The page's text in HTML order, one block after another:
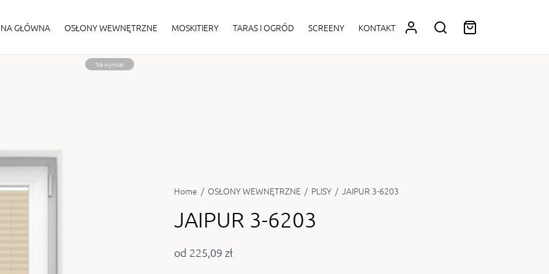
GŁÓWNA OSŁONY WEWNĘTRZNE MOSKITIERY TARAS I OGRÓD SCREENY KONTAKT
Na wymiar
Home / OSŁONY WEWNĘTRZNE / PLISY / JAIPUR 3-6203
JAIPUR 3-6203
od 225,09 zł